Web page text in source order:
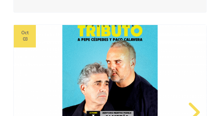
Oct
03